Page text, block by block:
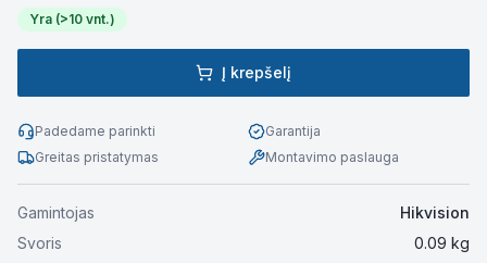
Yra (>10 vnt.)
Į krepšelį
Padedame parinkti
Garantija
Greitas pristatymas
Montavimo paslauga
Gamintojas
Hikvision
Svoris
0.09 kg